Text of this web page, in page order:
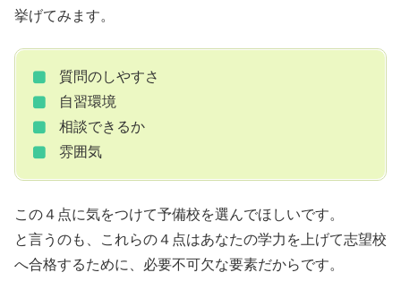
挙げてみます。
質問のしやすさ
自習環境
相談できるか
雰囲気
この４点に気をつけて予備校を選んでほしいです。
と言うのも、これらの４点はあなたの学力を上げて志望校
へ合格するために、必要不可欠な要素だからです。